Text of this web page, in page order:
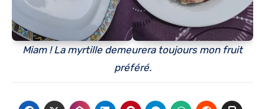
Miam ! La myrtille demeurera toujours mon fruit
préféré.